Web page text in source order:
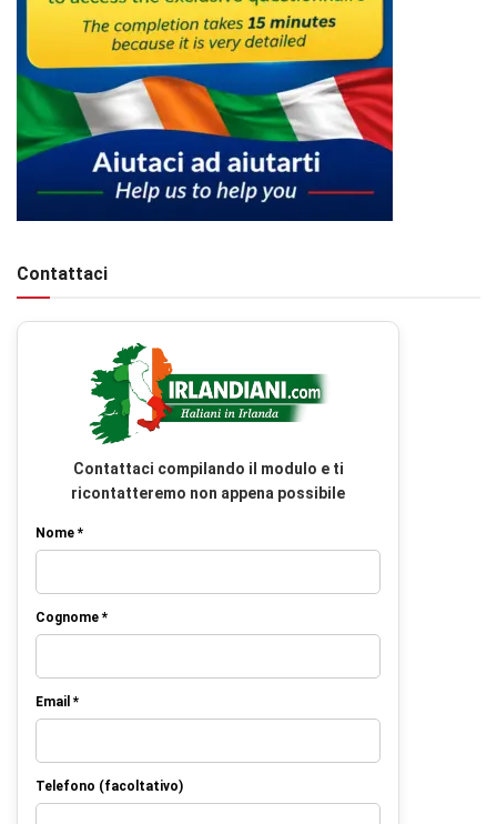
Contattaci
Contattaci compilando il modulo e ti
ricontatteremo non appena possibile
Nome *
Cognome *
Email *
Telefono (facoltativo)